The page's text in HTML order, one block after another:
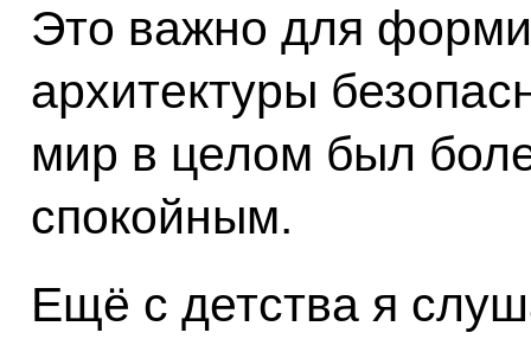
Это важно для
архитектуры
мир в целом был
спокойным.
Ещё с детства я